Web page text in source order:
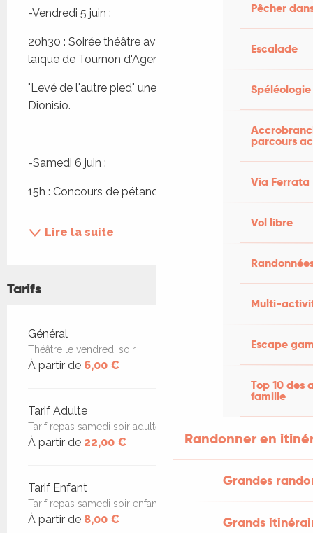
Pêcher
Escalade
Spéléologie
parcours
Via Ferrata
Vol libre
Multi-
Escape
Top 10 des
famille
Randonner en
Grandes
Grands
-Vendredi 5 juin :
20h30 : Soirée théâtre avec la troupe de l'amicale
laïque de Tournon d'Agenais
"Levé de l'autre pied" une comédie de Vincent
Dionisio.
-Samedi 6 juin :
15h : Concours de pétanque en...
Lire la suite
Tarifs
Tarifs 2026
Général
Théâtre le vendredi soir
À partir de 6,00 €
Tarif Adulte
Tarif repas samedi soir adulte
À partir de 22,00 €
Tarif Enfant
Tarif repas samedi soir enfant -12 ans
À partir de 8,00 €